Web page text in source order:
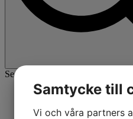
Search for:
Samtycke till
Vi och våra partners